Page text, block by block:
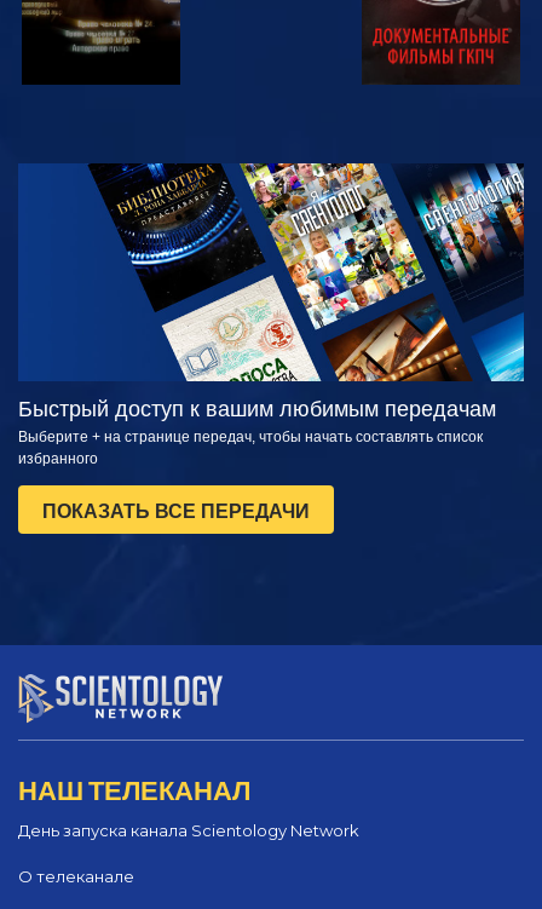
СМОТРЕТЬ
СМОТРЕТЬ
ПЕРЕДАЧИ
Быстрый доступ к вашим любимым передачам
Выберите + на странице передач, чтобы начать составлять список
избранного
ПОКАЗАТЬ ВСЕ ПЕРЕДАЧИ
НАШ ТЕЛЕКАНАЛ
День запуска канала Scientology Network
О телеканале